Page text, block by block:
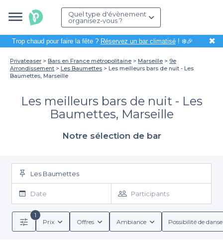
Quel type d'évènement
organisez-vous ?
Trop chaud pour faire la fête ? Réservez un bar climatisé! ❄️🎉 ✖
Privateaser Bars en France métropolitaine Marseille
9e
Arrondissement
Les Baumettes
Les meilleurs bars de nuit - Les
Baumettes, Marseille
Les meilleurs bars de nuit - Les
Baumettes, Marseille
Notre sélection de bar
Les Baumettes
Date Participants
1
Prix
Offres Ambiance Possibilité de